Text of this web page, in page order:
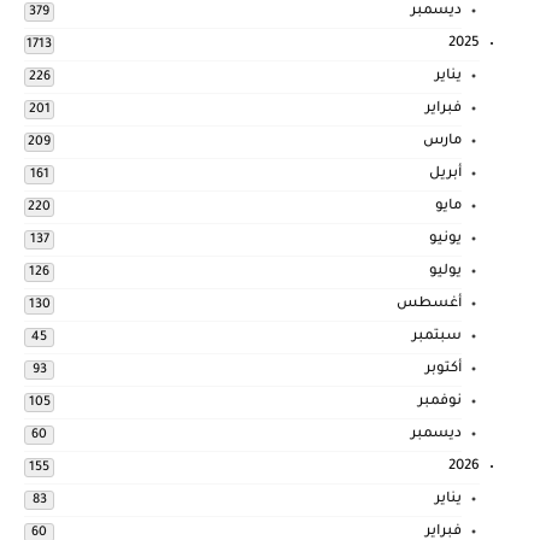
ديسمبر 379
2025
1713
يناير 226
فبراير 201
مارس 209
أبريل 161
مايو 220
يونيو 137
يوليو 126
أغسطس 130
سبتمبر 45
أكتوبر 93
نوفمبر 105
ديسمبر 60
2026
155
يناير 83
فبراير 60